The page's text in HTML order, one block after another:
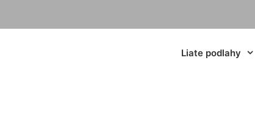
Liate podlahy